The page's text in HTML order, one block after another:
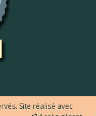
Site réalisé avec